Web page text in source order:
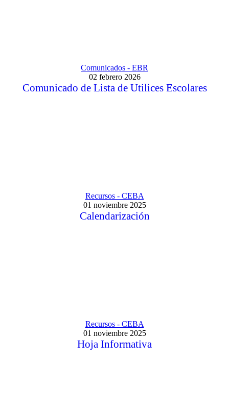
Comunicados - EBR
02 febrero 2026
Comunicado de Lista de Utilices Escolares
Recursos - CEBA
01 noviembre 2025
Calendarización
Recursos - CEBA
01 noviembre 2025
Hoja Informativa